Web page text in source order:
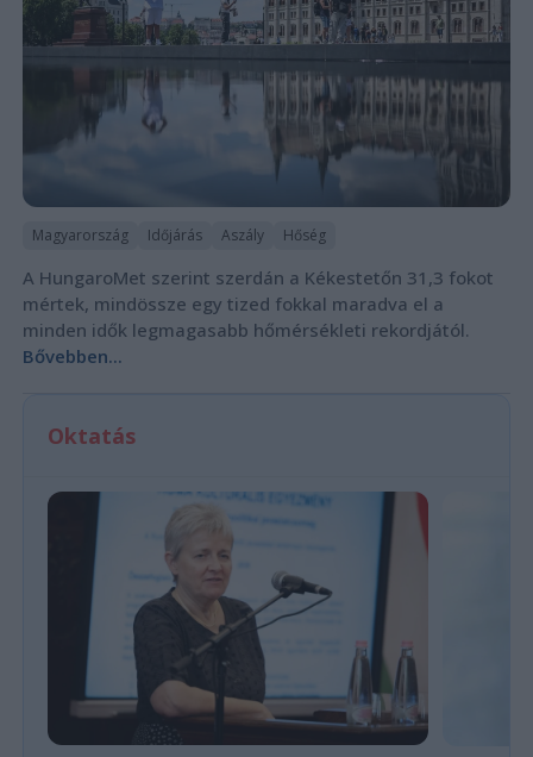
Magyarország Időjárás Aszály Hőség
A HungaroMet szerint szerdán a Kékestetőn 31,3 fokot
mértek, mindössze egy tized fokkal maradva el a
minden idők legmagasabb hőmérsékleti rekordjától.
Bővebben...
Oktatás